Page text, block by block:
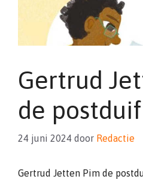
Gertrud
de
24 juni 2024 door Redactie
Gertrud Jetten Pim de